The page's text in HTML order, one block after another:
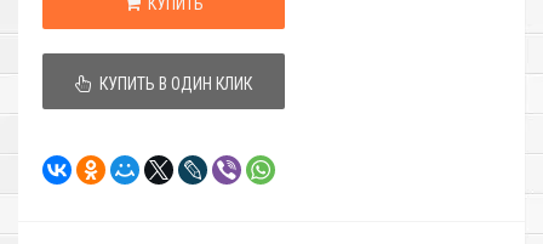
КУПИТЬ В ОДИН КЛИК